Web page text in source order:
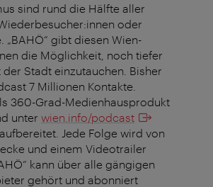
sind rund die Hälfte aller
oder
„BAHÖ“ gibt diesen Wien-
die Möglichkeit, noch tiefer
Stadt einzutauchen. Bisher
7 Millionen Kontakte.
360-Grad-Medienhausprodukt
unter wien.info/podcast
Jede Folge wird von
und einem Videotrailer
kann über alle gängigen
gehört und abonniert